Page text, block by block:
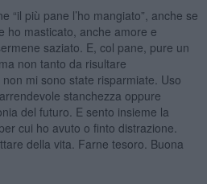
“il più pane l’ho mangiato”, anche se
ho masticato, anche amore e
saziato. E, col pane, pure un
non tanto da risultare
mi sono state risparmiate. Uso
stanchezza oppure
del futuro. E sento insieme la
cui ho avuto o finto distrazione.
della vita. Farne tesoro. Buona